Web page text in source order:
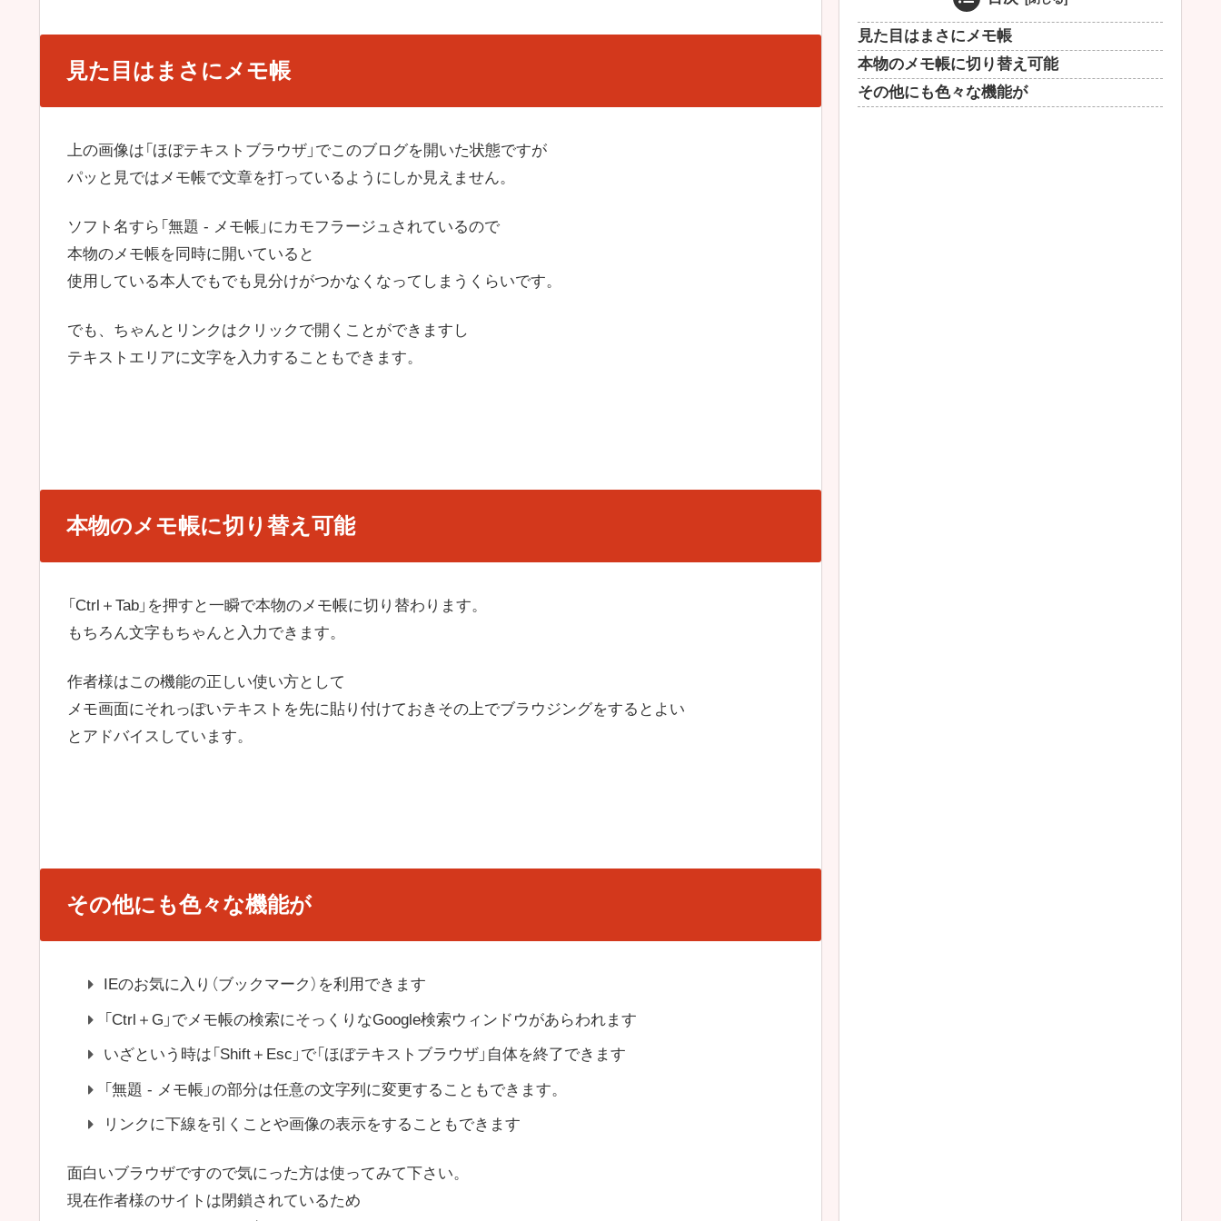
見た目はまさにメモ帳
上の画像は「ほぼテキストブラウザ」でこのブログを開いた状態ですが
パッと見ではメモ帳で文章を打っているようにしか見えません。
ソフト名すら「無題 - メモ帳」にカモフラージュされているので
本物のメモ帳を同時に開いていると
使用している本人でもでも見分けがつかなくなってしまうくらいです。
でも、ちゃんとリンクはクリックで開くことができますし
テキストエリアに文字を入力することもできます。
本物のメモ帳に切り替え可能
「Ctrl＋Tab」を押すと一瞬で本物のメモ帳に切り替わります。
もちろん文字もちゃんと入力できます。
作者様はこの機能の正しい使い方として
メモ画面にそれっぽいテキストを先に貼り付けておきその上でブラウジングをするとよい
とアドバイスしています。
その他にも色々な機能が
IEのお気に入り（ブックマーク）を利用できます
「Ctrl＋G」でメモ帳の検索にそっくりなGoogle検索ウィンドウがあらわれます
いざという時は「Shift＋Esc」で「ほぼテキストブラウザ」自体を終了できます
「無題 - メモ帳」の部分は任意の文字列に変更することもできます。
リンクに下線を引くことや画像の表示をすることもできます
面白いブラウザですので気にった方は使ってみて下さい。
現在作者様のサイトは閉鎖されているため
見た目はまさにメモ帳
本物のメモ帳に切り替え可能
その他にも色々な機能が